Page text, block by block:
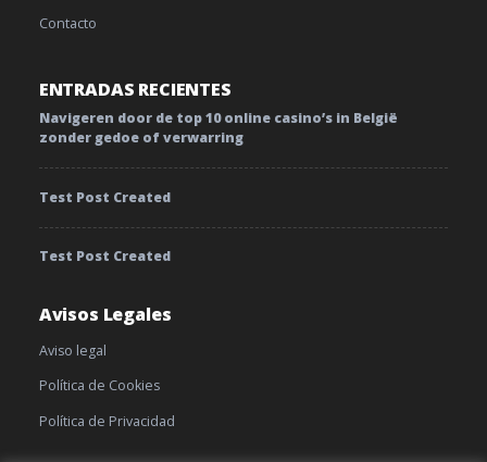
Contacto
ENTRADAS RECIENTES
Navigeren door de top 10 online casino’s in België
zonder gedoe of verwarring
Test Post Created
Test Post Created
Avisos Legales
Aviso legal
Política de Cookies
Política de Privacidad